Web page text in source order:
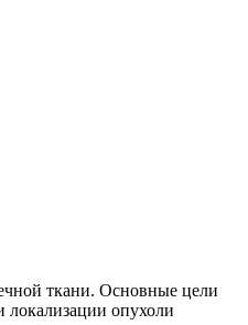
ткани. Основные цели
локализации опухоли